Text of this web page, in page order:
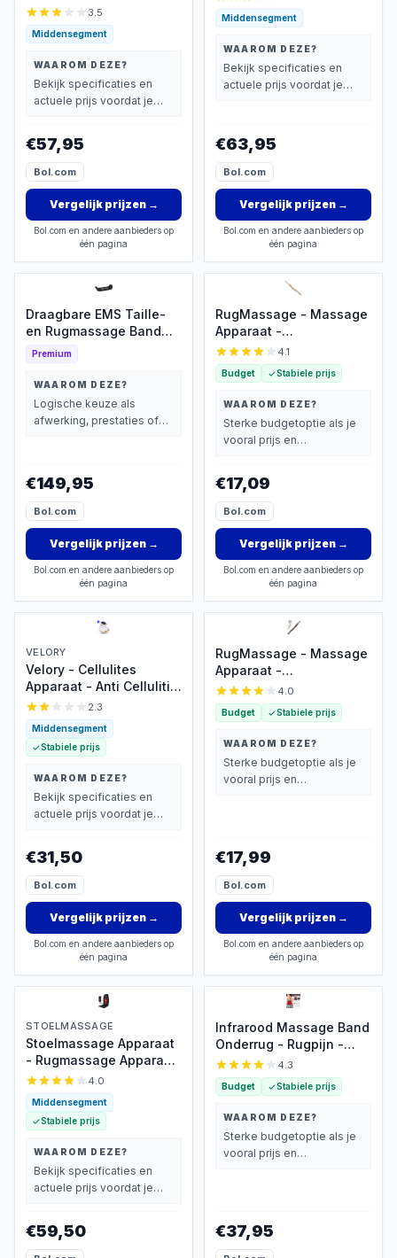
- Rugpijn - Apparaat -
Spieren & Gewrichten -
Pijnverlichting -
Warmteband - Brace -
Apparaat
3.5
Middensegment
WAAROM DEZE?
Bekijk specificaties en
actuele prijs voordat je
€57,95
Bol.com
Vergelijk prijzen→
Bol.com en andere aanbieders op
één pagina
Warmte Functie Lumbar
Massager - Elektrische
Back Stretcher met
Rugmassage - Lumbale
Massager -
Middensegment
WAAROM DEZE?
Bekijk specificaties en
actuele prijs voordat je
€63,95
Bol.com
Vergelijk prijzen→
Bol.com en andere aanbieders op
één pagina
Draagbare EMS Taille-
en Rugmassage Band
met Warmte – Elektrische
Luchtcompressie,
Trillingen en Verwarming
voor Rugpijn,
Lendenmassage,
Premium
WAAROM DEZE?
Logische keuze als
afwerking, prestaties of
€149,95
Bol.com
Vergelijk prijzen→
Bol.com en andere aanbieders op
één pagina
RugMassage - Massage
Apparaat -
Rug/Nek/Schouder/Buik/
- Massage Stok Hout -
Houten Massage Stok -
Massage Stok Hout XL -
Gua Sha Massage Tool -
1 Stuk - Bruin Hout - Gua
4.1
Budget Stabiele prijs
WAAROM DEZE?
Sterke budgetoptie als je
vooral prijs en
€17,09
Bol.com
Vergelijk prijzen→
Bol.com en andere aanbieders op
één pagina
VELORY
Velory - Cellulites
Apparaat - Anti Cellulitis
Apparaat - Cupping
Apparaat - Gua Sha -
Body Massager -
Rugmassage Apparaten
Apparaat
2.3
Middensegment
Stabiele prijs
WAAROM DEZE?
Bekijk specificaties en
actuele prijs voordat je
€31,50
Bol.com
Vergelijk prijzen→
Bol.com en andere aanbieders op
één pagina
RugMassage - Massage
Apparaat -
Rug/Nek/Schouder/Buik/
- Massage Stok Hout -
Houten Massage Stok -
Massage Stok Hout XL -
Gua Sha Massage Tool -
1 Stuk - Bruin Hout - Gua
4.0
Budget Stabiele prijs
WAAROM DEZE?
Sterke budgetoptie als je
vooral prijs en
€17,99
Bol.com
Vergelijk prijzen→
Bol.com en andere aanbieders op
één pagina
STOELMASSAGE
Stoelmassage Apparaat
- Rugmassage Apparaat
- Rugmassage Stoel -
Infrarood Verwarming -
Massage -
Pijnbestrijding
4.0
Middensegment
Stabiele prijs
WAAROM DEZE?
Bekijk specificaties en
actuele prijs voordat je
€59,50
Infrarood Massage Band
Onderrug - Rugpijn -
Spieren & Gewrichten -
Pijnverlichting -
Warmteband - Elektrisch
Rug Massage Apparaat
4.3
Budget Stabiele prijs
WAAROM DEZE?
Sterke budgetoptie als je
vooral prijs en
€37,95